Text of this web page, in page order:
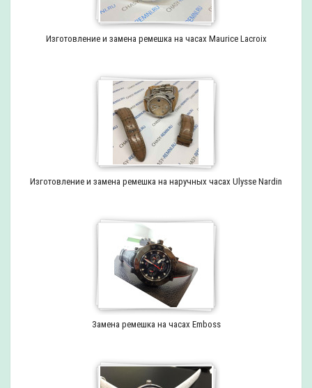
Изготовление и замена ремешка на часах Maurice Lacroix
Изготовление и замена ремешка на наручных часах Ulysse Nardin
Замена ремешка на часах Emboss